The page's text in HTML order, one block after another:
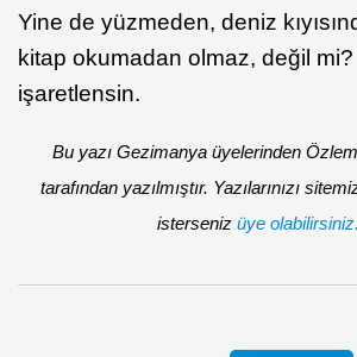
Yine de yüzmeden, deniz
kitap okumadan olmaz, değil mi?
işaretlensin.
Bu yazı Gezimanya üyelerinden
tarafından yazılmıştır. Yazılarınızı
isterseniz üye olabilirsiniz.